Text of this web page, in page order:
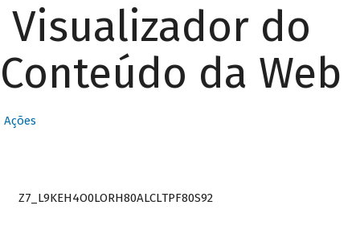
Visualizador do
Conteúdo da Web
Ações
Z7_L9KEH4O0LORH80ALCLTPF80S92